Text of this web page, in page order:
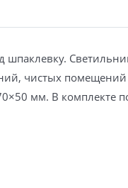
шпаклевку.
чистых
мм. В комплекте